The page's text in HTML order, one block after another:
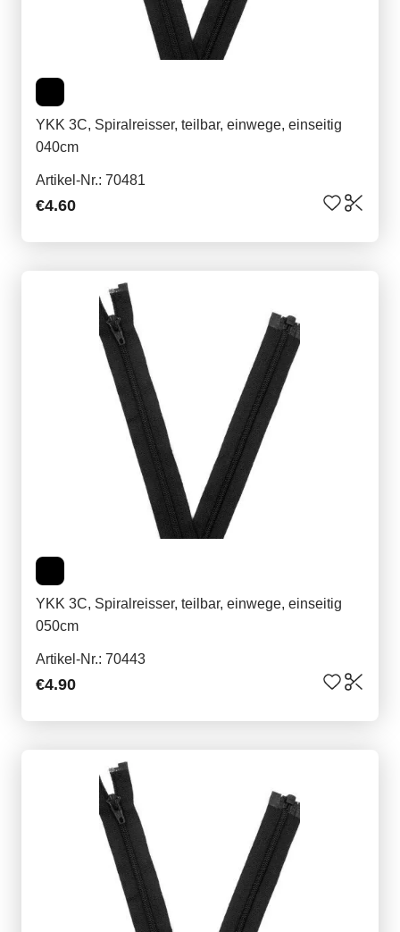
YKK 3C, Spiralreisser, teilbar, einwege, einseitig
040cm
Artikel-Nr.: 70481
€4.60
YKK 3C, Spiralreisser, teilbar, einwege, einseitig
050cm
Artikel-Nr.: 70443
€4.90